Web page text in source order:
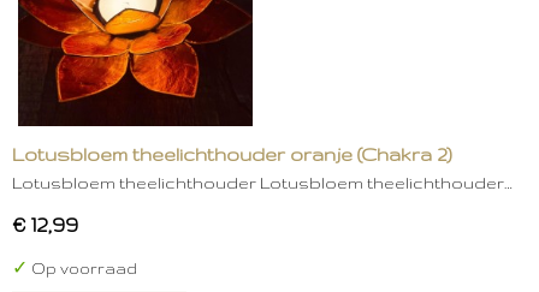
Lotusbloem theelichthouder oranje (Chakra 2)
Lotusbloem theelichthouder Lotusbloem theelichthouder…
€ 12,99
✓ Op voorraad